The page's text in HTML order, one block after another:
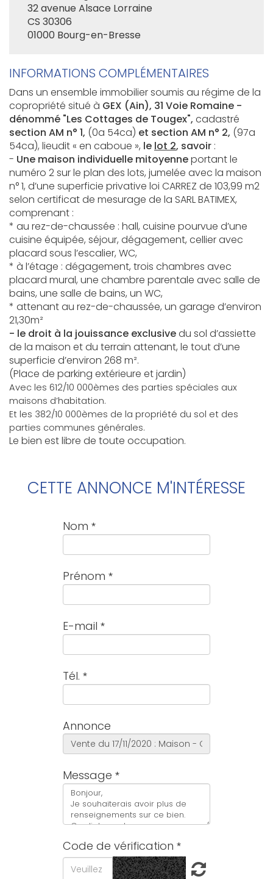
32 avenue Alsace Lorraine
CS 30306
01000 Bourg-en-Bresse
INFORMATIONS COMPLÉMENTAIRES
Dans un ensemble immobilier soumis au régime de la
copropriété situé à GEX (Ain), 31 Voie Romaine -
dénommé "Les Cottages de Tougex", cadastré
section AM n° 1, (0a 54ca) et section AM n° 2, (97a
54ca), lieudit « en caboue », le lot 2, savoir :
- Une maison individuelle mitoyenneportant le
numéro 2 sur le plan des lots, jumelée avec la maison
n° 1, d’une superficie privative loi CARREZ de 103,99 m2
selon certificat de mesurage de la SARL BATIMEX,
comprenant :
* au rez-de-chaussée : hall, cuisine pourvue d’une
cuisine équipée, séjour, dégagement, cellier avec
placard sous l’escalier, WC,
* à l’étage : dégagement, trois chambres avec
placard mural, une chambre parentale avec salle de
bains, une salle de bains, un WC,
* attenant au rez-de-chaussée, un garage d’environ
21,30m²
- le droit à la jouissance exclusivedu sol d’assiette
de la maison et du terrain attenant, le tout d’une
superficie d’environ 268 m².
(Place de parking extérieure et jardin)
Avec les 612/10 000èmes des parties spéciales aux
maisons d’habitation.
Et les 382/10 000èmes de la propriété du sol et des
parties communes générales.
Le bien est libre de toute occupation.
CETTE ANNONCE M'INTÉRESSE
Nom
Prénom
E-mail
Tél.
Annonce
Message
Code de vérification